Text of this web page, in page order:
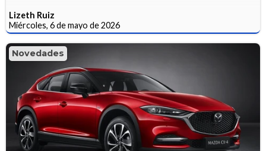
Lizeth Ruiz
Miércoles, 6 de mayo de 2026
Novedades